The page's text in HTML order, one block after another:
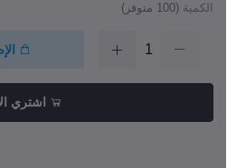
الكمية (
100 متوفر)
اشتري